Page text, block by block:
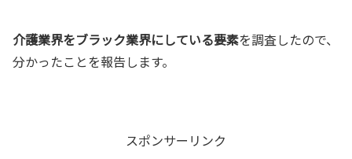
介護業界をブラック業界にしている要素を調査したので、
分かったことを報告します。
スポンサーリンク